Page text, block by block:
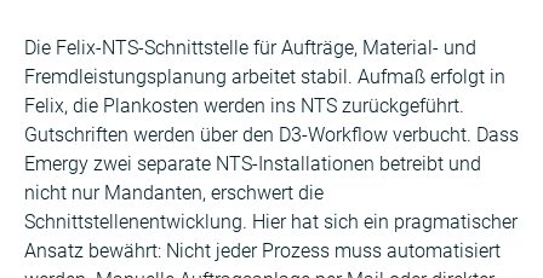
Die Felix-NTS-Schnittstelle für Aufträge, Material- und
Fremdleistungsplanung arbeitet stabil. Aufmaß erfolgt in
Felix, die Plankosten werden ins NTS zurückgeführt.
Gutschriften werden über den D3-Workflow verbucht. Dass
Emergy zwei separate NTS-Installationen betreibt und
nicht nur Mandanten, erschwert die
Schnittstellenentwicklung. Hier hat sich ein pragmatischer
Ansatz bewährt: Nicht jeder Prozess muss automatisiert